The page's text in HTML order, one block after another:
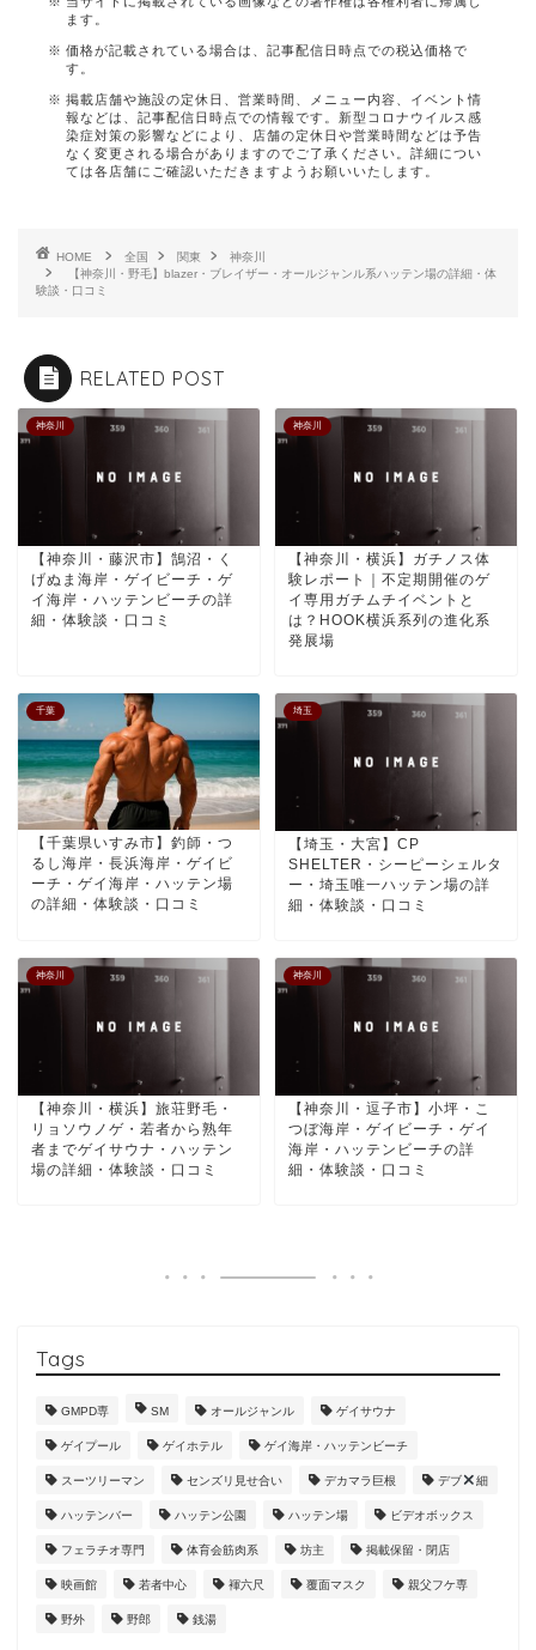
ます。
価格が記載されている場合は、記事配信日時点での税込価格で
す。
掲載店舗や施設の定休日、営業時間、メニュー内容、イベント情
報などは、記事配信日時点での情報です。新型コロナウイルス感
染症対策の影響などにより、店舗の定休日や営業時間などは予告
なく変更される場合がありますのでご了承ください。詳細につい
ては各店舗にご確認いただきますようお願いいたします。
HOME 全国 関東
神奈川
【神奈川・野毛】blazer・ブレイザー・オールジャンル系ハッテン場の詳細・体
験談・口コミ
RELATED POST
神奈川
【神奈川・藤沢市】鵠沼・く
げぬま海岸・ゲイビーチ・ゲ
イ海岸・ハッテンビーチの詳
細・体験談・口コミ
神奈川
【神奈川・横浜】ガチノス体
験レポート｜不定期開催のゲ
イ専用ガチムチイベントと
は？HOOK横浜系列の進化系
発展場
千葉
【千葉県いすみ市】釣師・つ
るし海岸・長浜海岸・ゲイビ
ーチ・ゲイ海岸・ハッテン場
の詳細・体験談・口コミ
埼玉
【埼玉・大宮】CP
SHELTER・シーピーシェルタ
ー・埼玉唯一ハッテン場の詳
細・体験談・口コミ
神奈川
【神奈川・横浜】旅荘野毛・
リョソウノゲ・若者から熟年
者までゲイサウナ・ハッテン
場の詳細・体験談・口コミ
神奈川
【神奈川・逗子市】小坪・こ
つぼ海岸・ゲイビーチ・ゲイ
海岸・ハッテンビーチの詳
細・体験談・口コミ
Tags
GMPD専 SM オールジャンル ゲイサウナ
ゲイプール ゲイホテル ゲイ海岸・ハッテンビーチ
スーツリーマン センズリ見せ合い デカマラ巨根 デブ 細
ハッテンバー ハッテン公園 ハッテン場 ビデオボックス
フェラチオ専門 体育会筋肉系 坊主 掲載保留・閉店
映画館 若者中心 褌六尺 覆面マスク 親父フケ専
野外 野郎 銭湯